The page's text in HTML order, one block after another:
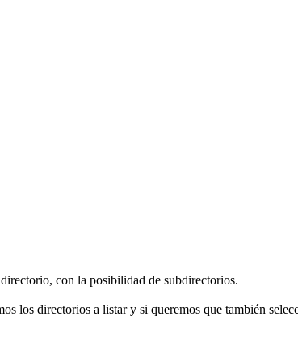
con la posibilidad de subdirectorios.
los directorios a listar y si queremos que también